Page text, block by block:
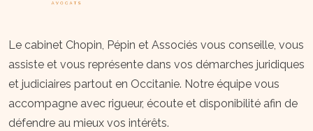
Le cabinet Chopin, Pépin et Associés vous conseille, vous
assiste et vous représente dans vos démarches juridiques
et judiciaires partout en Occitanie. Notre équipe vous
accompagne avec rigueur, écoute et disponibilité afin de
défendre au mieux vos intérêts.